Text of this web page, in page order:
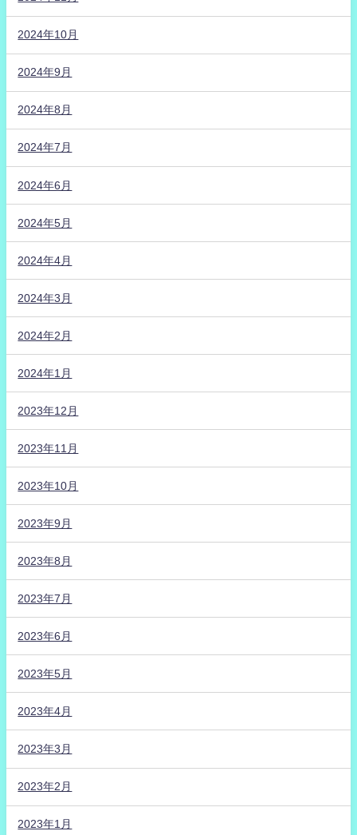
2024年10月
2024年9月
2024年8月
2024年7月
2024年6月
2024年5月
2024年4月
2024年3月
2024年2月
2024年1月
2023年12月
2023年11月
2023年10月
2023年9月
2023年8月
2023年7月
2023年6月
2023年5月
2023年4月
2023年3月
2023年2月
2023年1月